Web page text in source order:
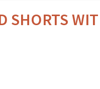
SHORTS